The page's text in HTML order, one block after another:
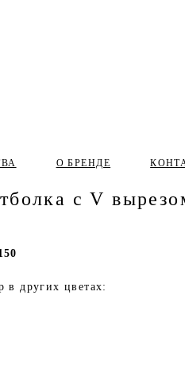
О БРЕНДЕ
с V
в других цветах: